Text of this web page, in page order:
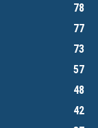
78
77
73
57
48
42